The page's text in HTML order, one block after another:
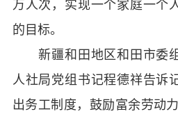
万人次，实现一个家庭一个
的目标。
新疆和田地区和田市委
人社局党组书记程德祥告诉
出务工制度，鼓励富余劳动